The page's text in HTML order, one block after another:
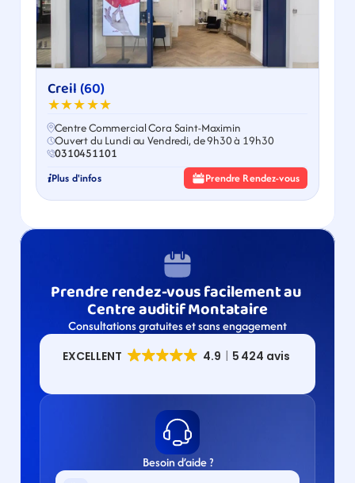
Creil (60)
★★★★★
Centre Commercial Cora Saint-Maximin
Ouvert du Lundi au Vendredi, de 9h30 à 19h30
0310451101
Plus d'infos Prendre Rendez-vous
Prendre rendez-vous facilement au
Centre auditif Montataire
Consultations gratuites et sans engagement
Besoin d’aide ?